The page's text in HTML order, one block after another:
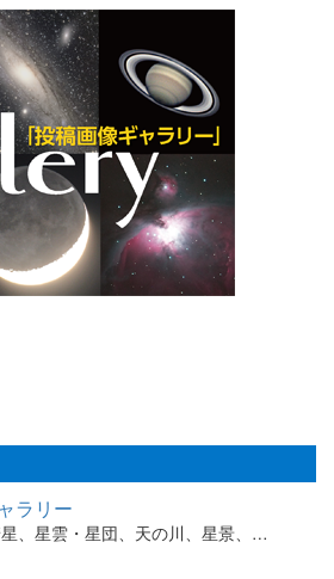
ラリー
、星雲・星団、天の川、星景、…